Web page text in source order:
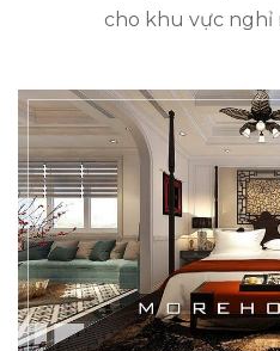
cho khu vực nghỉ